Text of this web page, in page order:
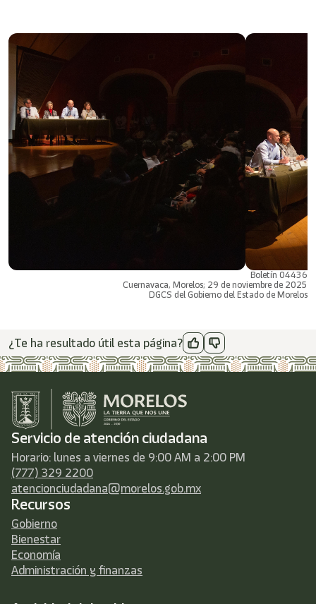
Boletín 04436
Cuernavaca, Morelos; 29 de noviembre de 2025
DGCS del Gobierno del Estado de Morelos
¿Te ha resultado útil esta página?
Servicio de atención ciudadana
Horario: lunes a viernes de 9:00 AM a 2:00 PM
(777) 329 2200
atencionciudadana@morelos.gob.mx
Recursos
Gobierno
Bienestar
Economía
Administración y finanzas